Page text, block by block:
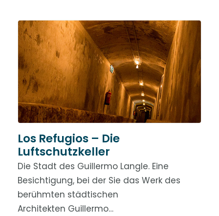
Los Refugios – Die
Luftschutzkeller
Die Stadt des Guillermo Langle. Eine
Besichtigung, bei der Sie das Werk des
berühmten städtischen
Architekten Guillermo…